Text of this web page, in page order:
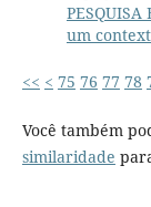
PESQUISA
um
<< < 75 76 77 78
Você também
similaridade